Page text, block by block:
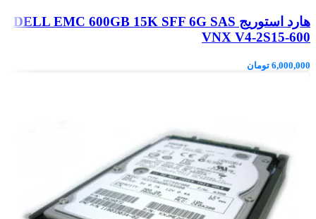
هارد استوریج DELL EMC 600GB 15K SFF 6G SAS
VNX V4-2S15-600
6,000,000 تومان